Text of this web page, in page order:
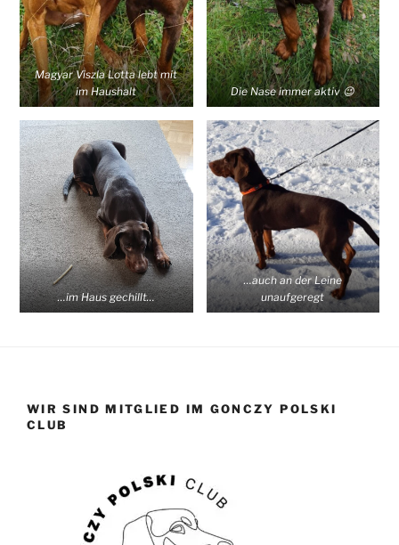
Magyar Viszla Lotta lebt mit
im Haushalt
Die Nase immer aktiv 😉
…im Haus gechillt…
…auch an der Leine
unaufgeregt
WIR SIND MITGLIED IM GONCZY POLSKI
CLUB